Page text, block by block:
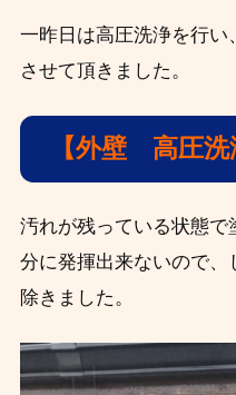
一昨日は高圧洗浄を行
させて頂きました。
【外壁 高圧洗
汚れが残っている状態
分に発揮出来ないので、
除きました。